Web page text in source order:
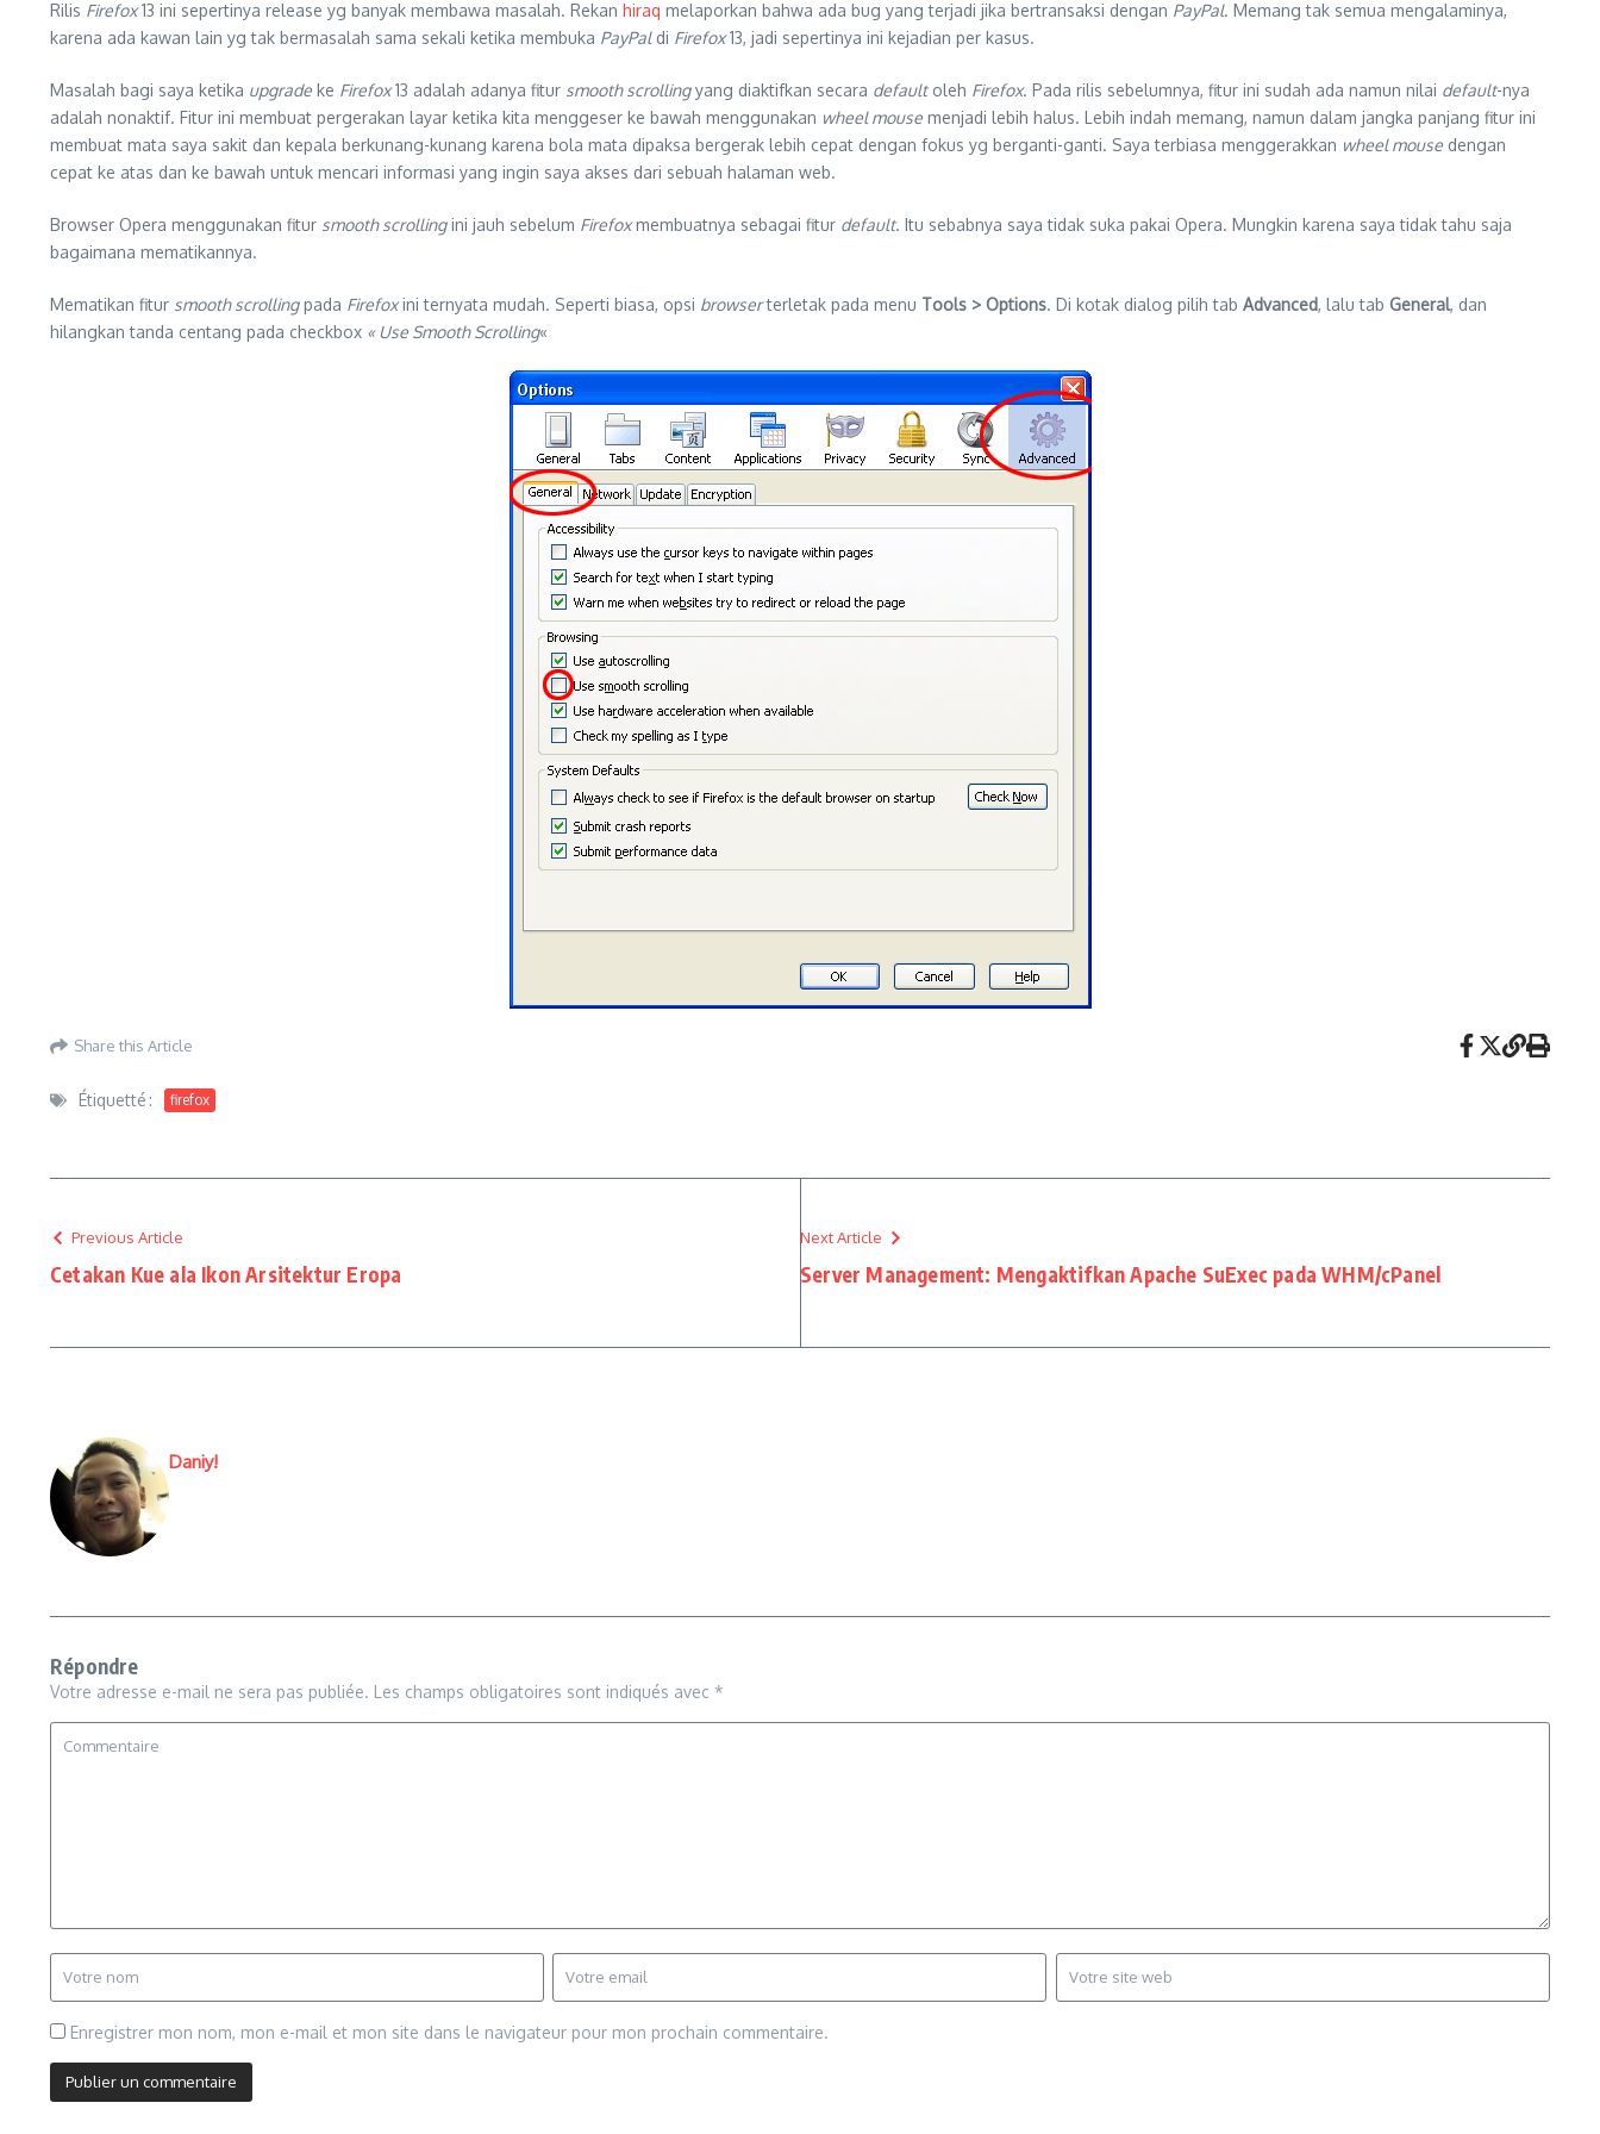
Rilis Firefox13 ini sepertinya release yg banyak membawa masalah. Rekan hiraq melaporkan bahwa ada bug yang terjadi jika bertransaksi dengan PayPal. Memang tak semua mengalaminya,
karena ada kawan lain yg tak bermasalah sama sekali ketika membuka PayPaldi Firefox13, jadi sepertinya ini kejadian per kasus.
Masalah bagi saya ketika upgrade ke Firefox13 adalah adanya fitur smooth scrollingyang diaktifkan secara defaultoleh Firefox. Pada rilis sebelumnya, fitur ini sudah ada namun nilai default-nya
adalah nonaktif. Fitur ini membuat pergerakan layar ketika kita menggeser ke bawah menggunakan wheel mouse menjadi lebih halus. Lebih indah memang, namun dalam jangka panjang fitur ini
membuat mata saya sakit dan kepala berkunang-kunang karena bola mata dipaksa bergerak lebih cepat dengan fokus yg berganti-ganti. Saya terbiasa menggerakkan wheel mouse dengan
cepat ke atas dan ke bawah untuk mencari informasi yang ingin saya akses dari sebuah halaman web.
Browser Opera menggunakan fitur smooth scrollingini jauh sebelum Firefoxmembuatnya sebagai fitur default. Itu sebabnya saya tidak suka pakai Opera. Mungkin karena saya tidak tahu saja
bagaimana mematikannya.
Mematikan fitur smooth scrollingpada Firefoxini ternyata mudah. Seperti biasa, opsi browserterletak pada menu Tools > Options. Di kotak dialog pilih tab Advanced, lalu tab General, dan
hilangkan tanda centang pada checkbox « Use Smooth Scrolling«
Share this Article
Étiquetté : firefox
Previous Article
Cetakan Kue ala Ikon Arsitektur Eropa
Next Article
Server Management: Mengaktifkan Apache SuExec pada WHM/cPanel
Daniy!
Répondre
Votre adresse e-mail ne sera pas publiée. Les champs obligatoires sont indiqués avec *
Enregistrer mon nom, mon e-mail et mon site dans le navigateur pour mon prochain commentaire.